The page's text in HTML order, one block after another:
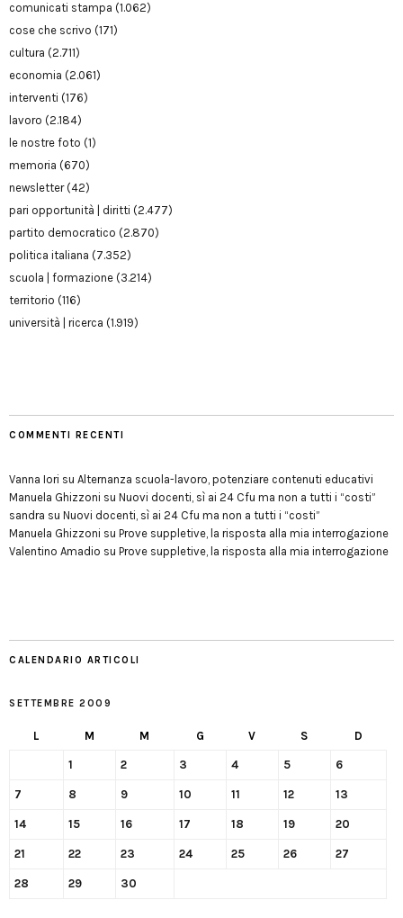
comunicati stampa (1.062)
cose che scrivo (171)
cultura (2.711)
economia (2.061)
interventi (176)
lavoro (2.184)
le nostre foto (1)
memoria (670)
newsletter(42)
pari opportunità | diritti (2.477)
partito democratico (2.870)
politica italiana (7.352)
scuola | formazione (3.214)
territorio (116)
università | ricerca (1.919)
COMMENTI RECENTI
Vanna Iori su Alternanza scuola-lavoro, potenziare contenuti educativi
Manuela Ghizzoni su Nuovi docenti, sì ai 24 Cfu ma non a tutti i “costi”
sandra su Nuovi docenti, sì ai 24 Cfu ma non a tutti i “costi”
Manuela Ghizzoni su Prove suppletive, la risposta alla mia interrogazione
Valentino Amadio su Prove suppletive, la risposta alla mia interrogazione
CALENDARIO ARTICOLI
SETTEMBRE 2009
L M M G V S D
1 2 3 4 5 6
7 8 9 10 11 12 13
14 15 16 17 18 19 20
21 22 23 24 25 26 27
28 29 30